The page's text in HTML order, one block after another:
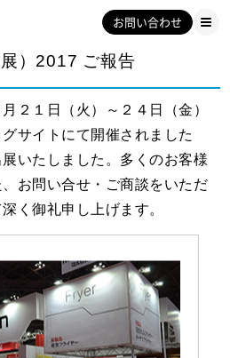
お問い合わせ
）2017 ご報告
２１日（火）～２４日（金）
サイトにて開催されました
展いたしました。多くのお客様
お問い合せ・ご商談をいただ
く御礼申し上げます。